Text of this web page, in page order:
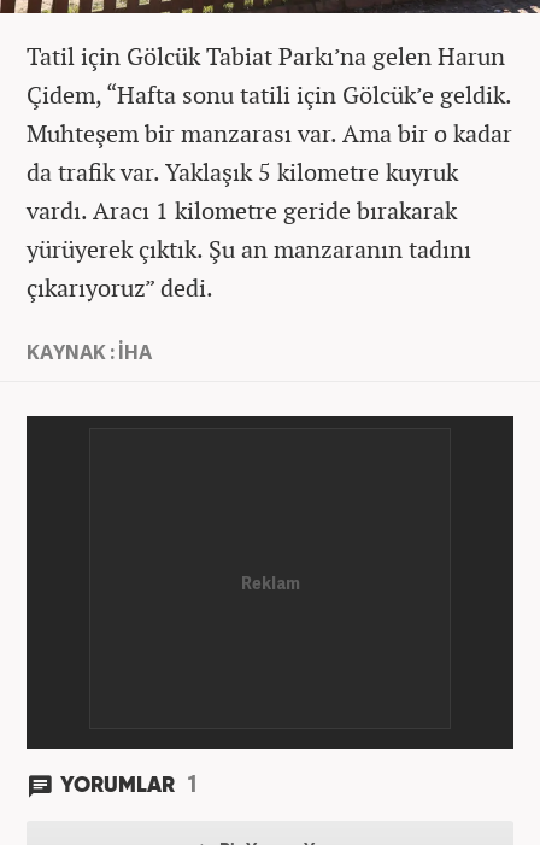
Tatil için Gölcük Tabiat Parkı’na gelen Harun
Çidem, “Hafta sonu tatili için Gölcük’e geldik.
Muhteşem bir manzarası var. Ama bir o kadar
da trafik var. Yaklaşık 5 kilometre kuyruk
vardı. Aracı 1 kilometre geride bırakarak
yürüyerek çıktık. Şu an manzaranın tadını
çıkarıyoruz” dedi.
KAYNAK : İHA
YORUMLAR 1